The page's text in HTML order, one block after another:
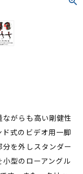
がらも高い剛健性
式のビデオ用一脚
を外しスタンダー
小型のローアングル